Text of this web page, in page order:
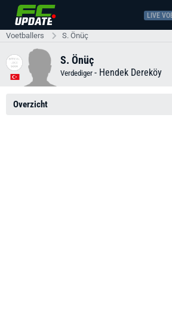
LIVE
Voetballers S. Önüç
S. Önüç
Verdediger - Hendek Dereköy
Overzicht